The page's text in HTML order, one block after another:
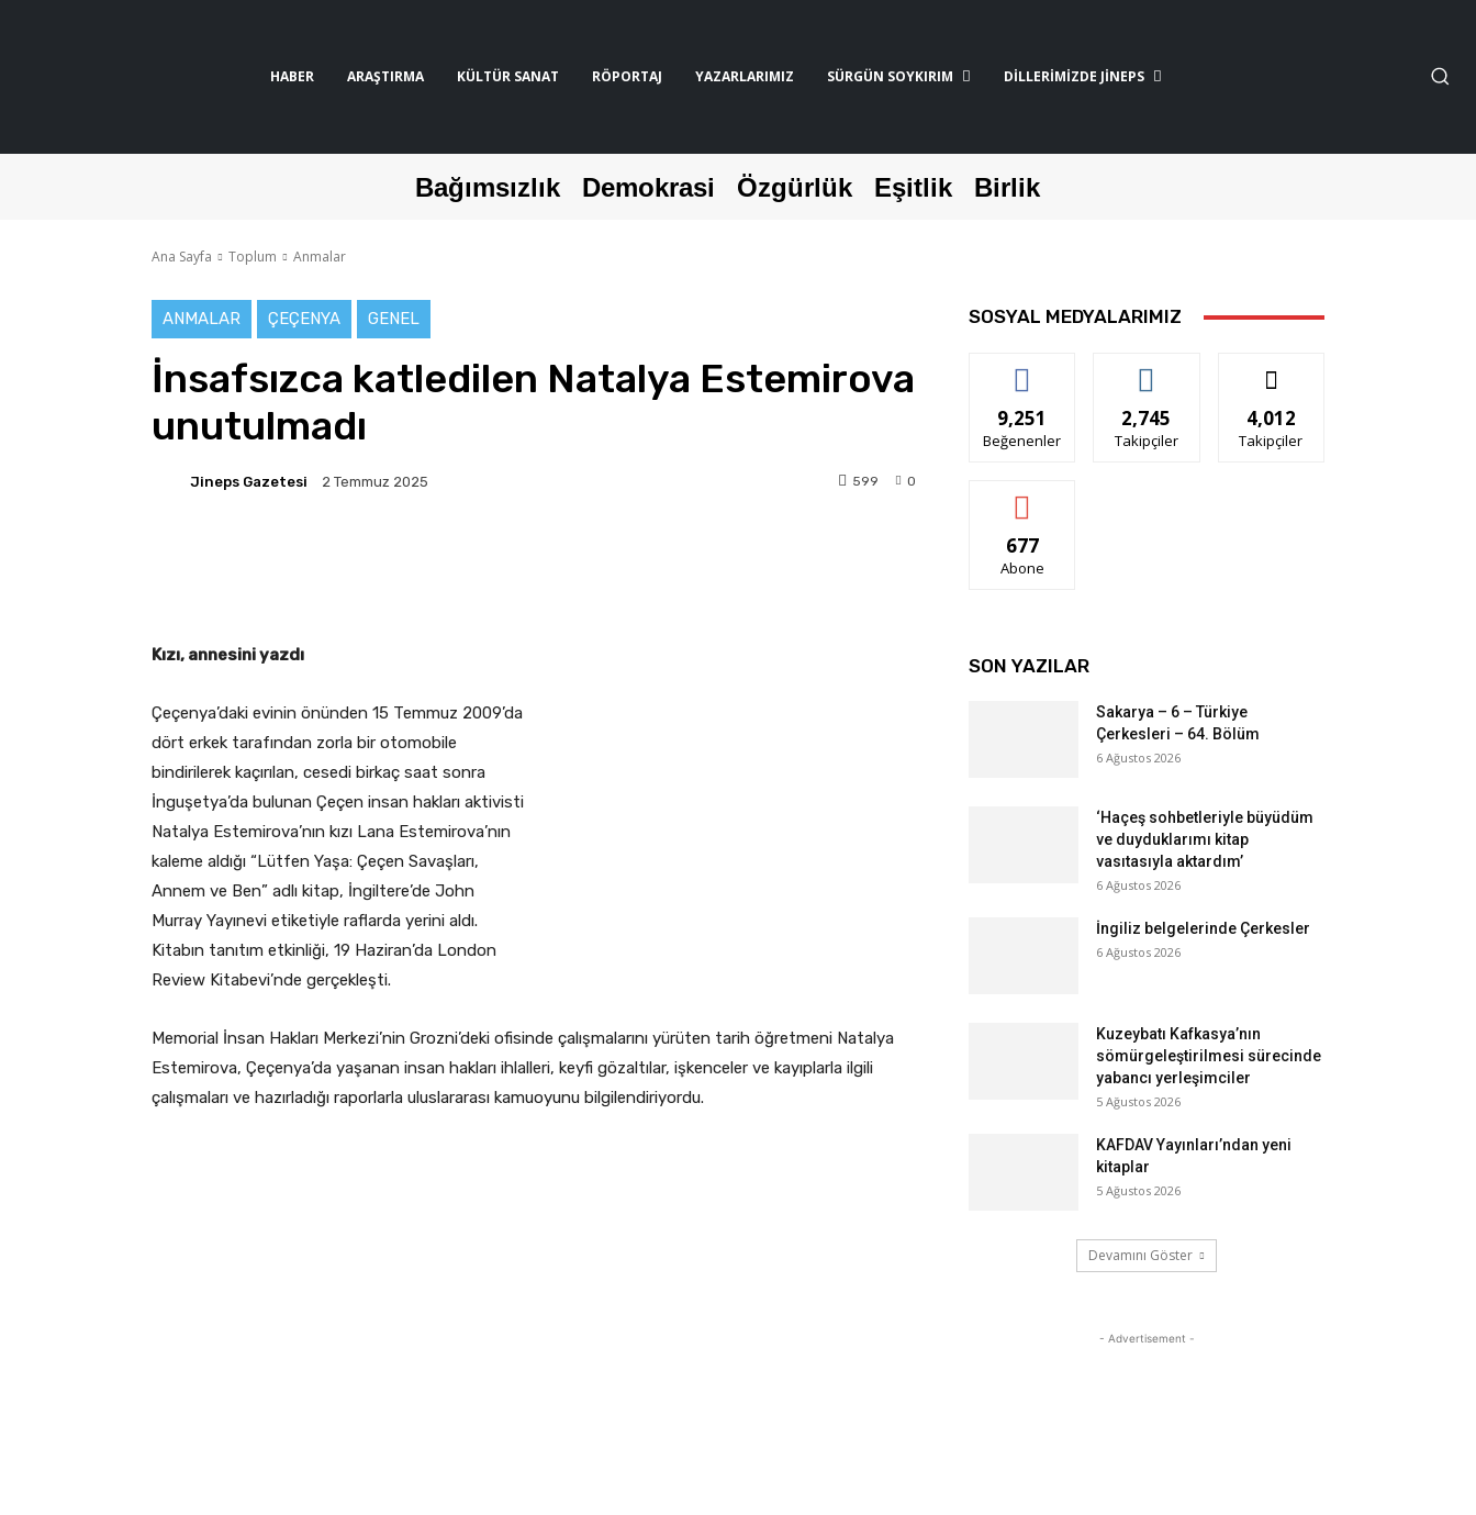
HABER ARAŞTIRMA KÜLTÜR SANAT RÖPORTAJ YAZARLARIMIZ SÜRGÜN SOYKIRIM DILLERIMIZDE JİNEPS
Bağımsızlık Demokrasi Özgürlük Eşitlik Birlik
Ana Sayfa Toplum Anmalar
ANMALAR ÇEÇENYA GENEL
İnsafsızca katledilen Natalya Estemirova
unutulmadı
Jineps Gazetesi 2 Temmuz 2025 0
599
Kızı, annesini yazdı
Çeçenya’daki evinin önünden 15 Temmuz 2009’da
dört erkek tarafından zorla bir otomobile
bindirilerek kaçırılan, cesedi birkaç saat sonra
İnguşetya’da bulunan Çeçen insan hakları aktivisti
Natalya Estemirova’nın kızı Lana Estemirova’nın
kaleme aldığı “Lütfen Yaşa: Çeçen Savaşları,
Annem ve Ben” adlı kitap, İngiltere’de John
Murray Yayınevi etiketiyle raflarda yerini aldı.
Kitabın tanıtım etkinliği, 19 Haziran’da London
Review Kitabevi’nde gerçekleşti.
Memorial İnsan Hakları Merkezi’nin Grozni’deki ofisinde çalışmalarını yürüten tarih öğretmeni Natalya
Estemirova, Çeçenya’da yaşanan insan hakları ihlalleri, keyfi gözaltılar, işkenceler ve kayıplarla ilgili
çalışmaları ve hazırladığı raporlarla uluslararası kamuoyunu bilgilendiriyordu.
SOSYAL MEDYALARIMIZ
9,251
Beğenenler
2,745
Takipçiler
4,012
Takipçiler
677
Abone
SON YAZILAR
Sakarya – 6 – Türkiye
Çerkesleri – 64. Bölüm
6 Ağustos 2026
‘Haçeş sohbetleriyle büyüdüm
ve duyduklarımı kitap
vasıtasıyla aktardım’
6 Ağustos 2026
İngiliz belgelerinde Çerkesler
6 Ağustos 2026
Kuzeybatı Kafkasya’nın
sömürgeleştirilmesi sürecinde
yabancı yerleşimciler
5 Ağustos 2026
KAFDAV Yayınları’ndan yeni
kitaplar
5 Ağustos 2026
Devamını Göster
- Advertisement -